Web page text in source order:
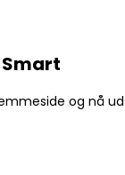
og nå